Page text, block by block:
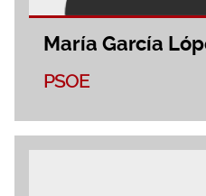
María García
PSOE